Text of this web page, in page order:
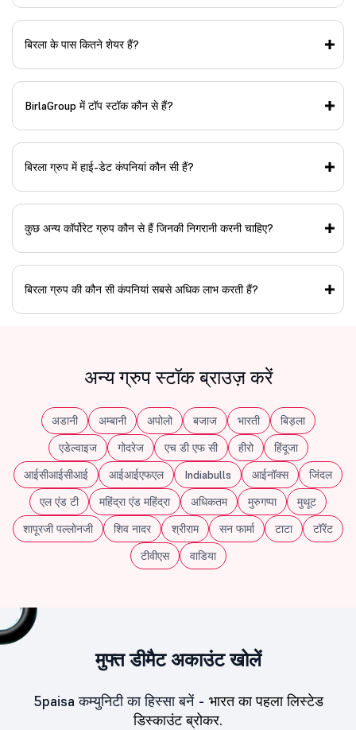
बिरला के पास कितने शेयर हैं?
BirlaGroup में टॉप स्टॉक कौन से हैं?
बिरला ग्रुप में हाई-डेट कंपनियां कौन सी हैं?
कुछ अन्य कॉर्पोरेट ग्रुप कौन से हैं जिनकी निगरानी करनी चाहिए?
बिरला ग्रुप की कौन सी कंपनियां सबसे अधिक लाभ करती हैं?
अन्य ग्रुप स्टॉक ब्राउज़ करें
अडानी अम्बानी अपोलो बजाज भारती
बिड़ला
एडेल्वाइज
गोदरेज एच डी एफ सी हीरो
हिंदूजा
आईसीआईसीआई
आईआईएफएल Indiabulls आईनॉक्स
जिंदल
एल एंड टी
महिंद्रा एंड महिंद्रा अधिकतम मुरुगप्पा
मुथूट
शापूरजी पल्लोनजी
शिव नादर श्रीराम सन फार्मा टाटा
टॉरेंट
टीवीएस
वाडिया
मुफ्त डीमैट अकाउंट खोलें
5paisa कम्युनिटी का हिस्सा बनें - भारत का पहला लिस्टेड
डिस्काउंट ब्रोकर.